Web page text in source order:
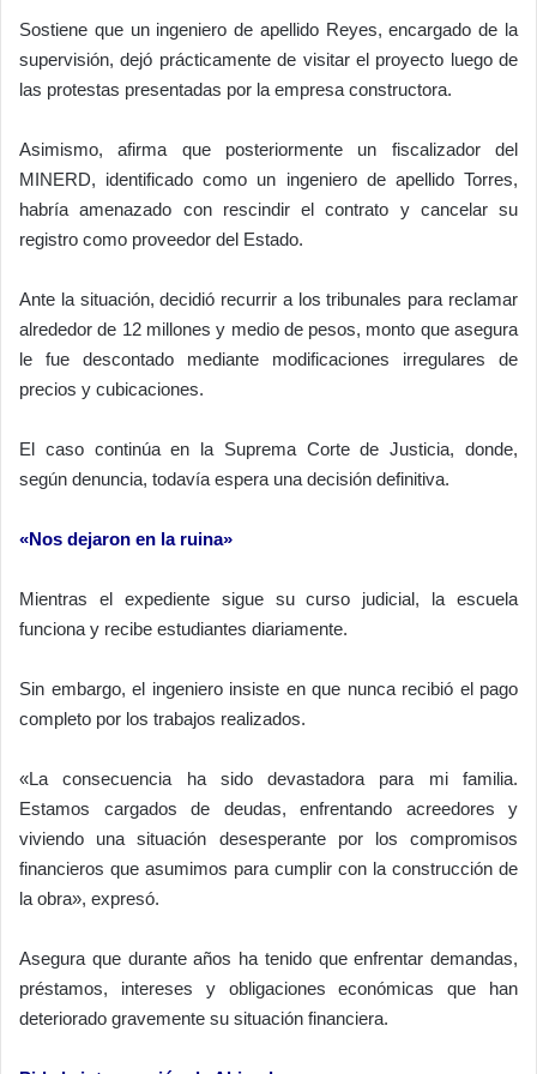
Sostiene que un ingeniero de apellido Reyes, encargado de la
supervisión, dejó prácticamente de visitar el proyecto luego de
las protestas presentadas por la empresa constructora.
Asimismo, afirma que posteriormente un fiscalizador del
MINERD, identificado como un ingeniero de apellido Torres,
habría amenazado con rescindir el contrato y cancelar su
registro como proveedor del Estado.
Ante la situación, decidió recurrir a los tribunales para reclamar
alrededor de 12 millones y medio de pesos, monto que asegura
le fue descontado mediante modificaciones irregulares de
precios y cubicaciones.
El caso continúa en la Suprema Corte de Justicia, donde,
según denuncia, todavía espera una decisión definitiva.
«Nos dejaron en la ruina»
Mientras el expediente sigue su curso judicial, la escuela
funciona y recibe estudiantes diariamente.
Sin embargo, el ingeniero insiste en que nunca recibió el pago
completo por los trabajos realizados.
«La consecuencia ha sido devastadora para mi familia.
Estamos cargados de deudas, enfrentando acreedores y
viviendo una situación desesperante por los compromisos
financieros que asumimos para cumplir con la construcción de
la obra», expresó.
Asegura que durante años ha tenido que enfrentar demandas,
préstamos, intereses y obligaciones económicas que han
deteriorado gravemente su situación financiera.